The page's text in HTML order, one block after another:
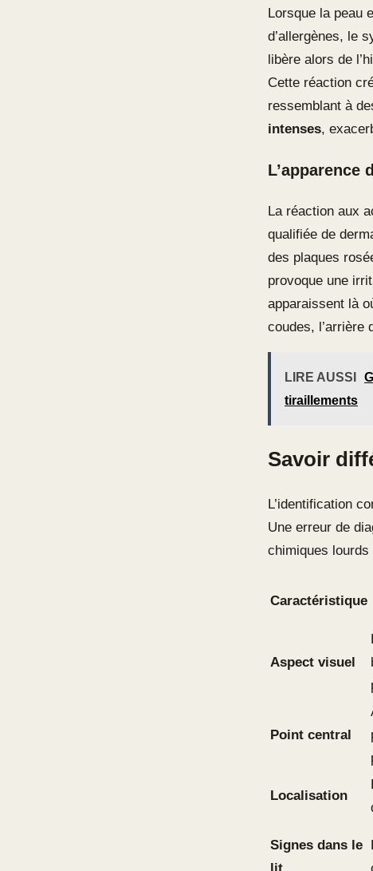
Lorsque la peau
d’allergènes, le
libère alors de
Cette réaction
ressemblant à
intenses,
L’apparence
La réaction aux
qualifiée de
des plaques
provoque une
apparaissent là
coudes, l’arrière
LIRE AUSSI
tiraillements
Savoir
L’identification
Une erreur de
chimiques lourds
Caractéristique
Aspect visuel
Point central
Localisation
Signes dans le